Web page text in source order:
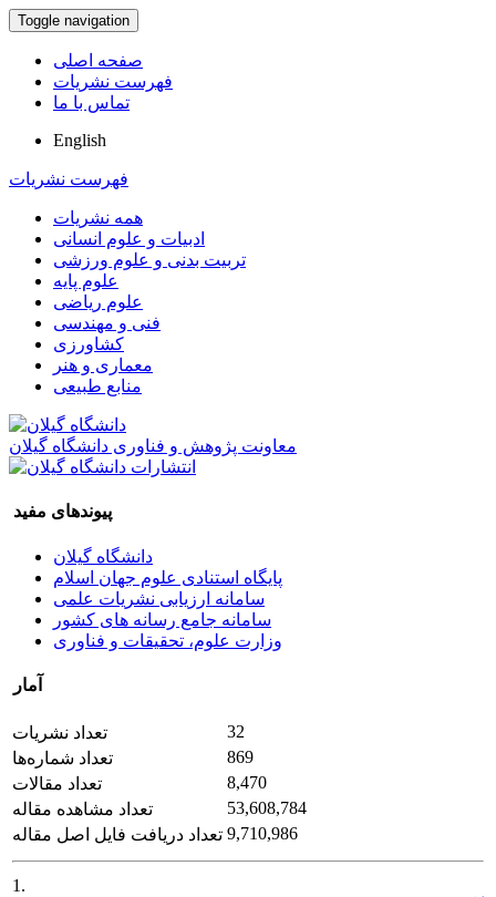
Toggle navigation
صفحه اصلی
فهرست نشریات
تماس با ما
English
فهرست نشریات
همه نشریات
ادبیات و علوم انسانی
تربیت بدنی و علوم ورزشی
علوم پایه
علوم ریاضی
فنی و مهندسی
کشاورزی
معماری و هنر
منابع طبیعی
معاونت پژوهش و فناوری دانشگاه گیلان
پیوندهای مفید
دانشگاه گیلان
پایگاه استنادی علوم جهان اسلام
سامانه ارزیابی نشریات علمی
سامانه جامع رسانه های کشور
وزارت علوم، تحقیقات و فناوری
آمار
تعداد نشریات
32
تعداد شماره‌ها
869
تعداد مقالات
8,470
تعداد مشاهده مقاله
53,608,784
تعداد دریافت فایل اصل مقاله 9,710,986
1.